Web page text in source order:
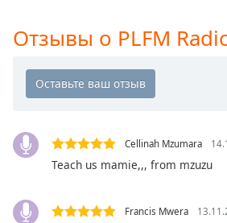
Playback
Chapters
Descriptions
selected
Отзывы о PLFM
Cellinah Mzumara
Teach us mamie,,, from mzuzu
Francis Mwera